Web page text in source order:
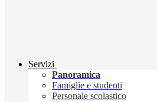
Servizi
Panoramica
Famiglie e studenti
Personale scolastico